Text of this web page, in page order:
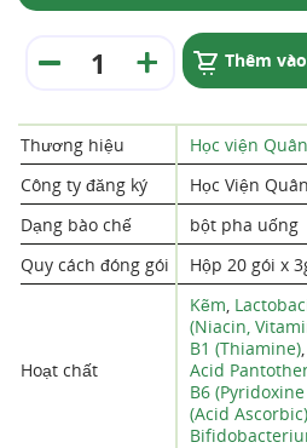
Thêm
Thương hiệu Học viện
Công ty đăng ký
Học Viện
Dạng bào chế
bột pha uống
Quy cách đóng gói
Hộp 20 gói x
Hoạt chất
Kẽm,
(Niacin,
B1 (Thiamine),
Acid
B6
(Acid Ascorbic)